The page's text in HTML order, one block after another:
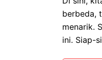
berbeda,
menarik.
ini. Siap-